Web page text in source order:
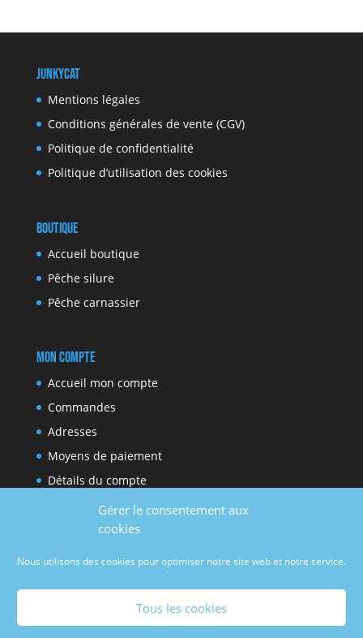
Gérer le consentement aux
cookies
Nous utilisons des cookies pour optimiser notre site web et notre service.
Tous les cookies
JunkyCat
Mentions légales
Conditions générales de vente (CGV)
Politique de confidentialité
Politique d’utilisation des cookies
Boutique
Accueil boutique
Pêche silure
Pêche carnassier
Mon compte
Accueil mon compte
Commandes
Adresses
Moyens de paiement
Détails du compte
Réseaux sociaux
Facebook Youtube